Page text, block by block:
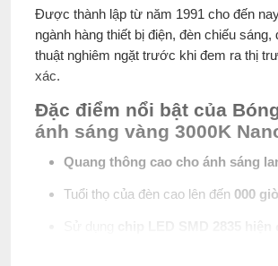
Được thành lập từ năm 1991 cho đến
ngành hàng thiết bị điện, đèn chiếu
thuật nghiêm ngặt trước khi đem ra thị
xác.
Đặc điểm nổi bật của
ánh sáng vàng 3000K
Quang thông cao cho ánh sáng
Tuổi thọ của đèn cao lên đến 000